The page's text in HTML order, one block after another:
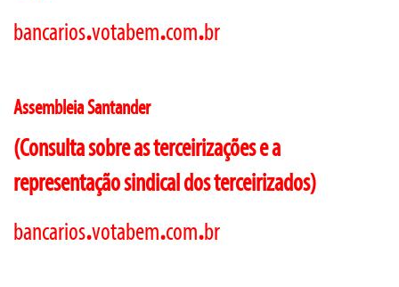
bancarios.votabem.com.br
Assembleia Santander
(Consulta sobre as terceirizações e a
representação sindical dos terceirizados)
bancarios.votabem.com.br